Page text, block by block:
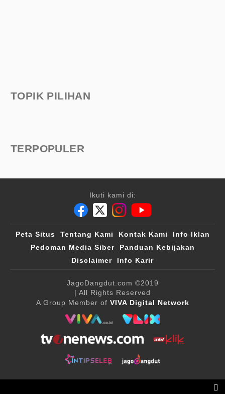
TOPIK PILIHAN
TERPOPULER
Ikuti kami di:
Peta Situs Tentang Kami Kontak Kami
Info Iklan
Pedoman Media Siber
Panduan Kebijakan
Disclaimer
Info Karir
JagoDangdut.com ©2019
| All Rights Reserved
A Group Member of VIVA Digital Network
